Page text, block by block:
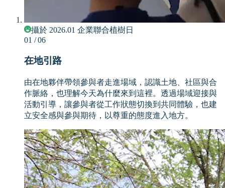
攝於 2026.01 企業聯合植樹日
01 / 06
在地引路
由在地夥伴帶領參與者走進場域，認識土地、社區與合
作脈絡，也理解今天為什麼來到這裡。透過場域迎接與
活動引導，讓參與者從工作狀態切換到共同體驗，也建
立安全感與參與期待，以尊重的態度進入地方。